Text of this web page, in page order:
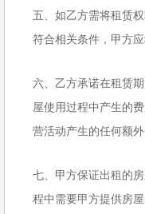
五、如乙方需将租赁
符合相关条件，甲方
六、乙方承诺在租赁
屋使用过程中产生的
营活动产生的任何额外
七、甲方保证出租的
程中需要甲方提供房